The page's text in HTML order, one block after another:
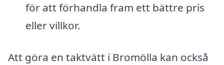
för att förhandla fram ett bättre pris
eller villkor.
Att göra en taktvätt i Bromölla kan också